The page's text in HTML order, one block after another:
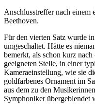
Anschlusstreffer nach einem
Beethoven.
Für den vierten Satz wurde
umgeschaltet. Hätte es
bemerkt, als schon kurz
geeigneten Stelle, in einer
Kameraeinstellung, wie sie
goldfarbenes Ornament im
aus dem zu den
Symphoniker übergeblendet